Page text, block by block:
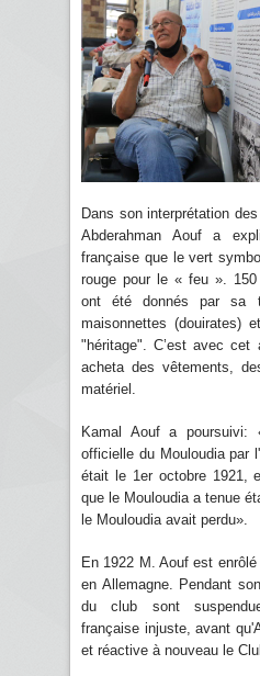
Dans son interprétation
Abderahman Aouf a
française que le vert
rouge pour le « feu ».
ont été donnés par sa
maisonnettes (douirates)
"héritage". C’est avec cet
acheta des vêtements,
matériel.
Kamal Aouf a poursuivi:
officielle du Mouloudia par
était le 1er octobre 1921,
que le Mouloudia a tenue
le Mouloudia avait perdu».
En 1922 M. Aouf est
en Allemagne. Pendant
du club sont
française injuste, avant
et réactive à nouveau le